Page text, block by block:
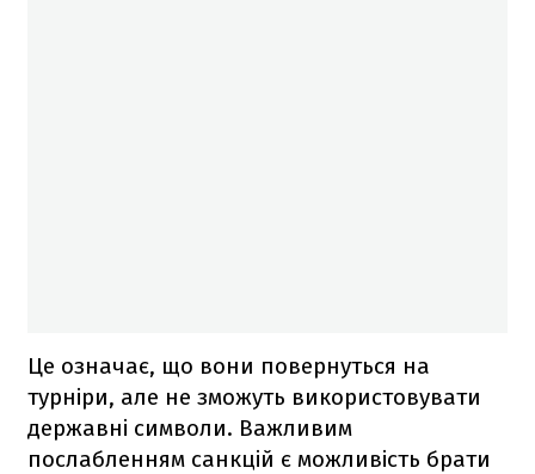
Це означає, що вони повернуться на
турніри, але не зможуть використовувати
державні символи. Важливим
послабленням санкцій є можливість брати